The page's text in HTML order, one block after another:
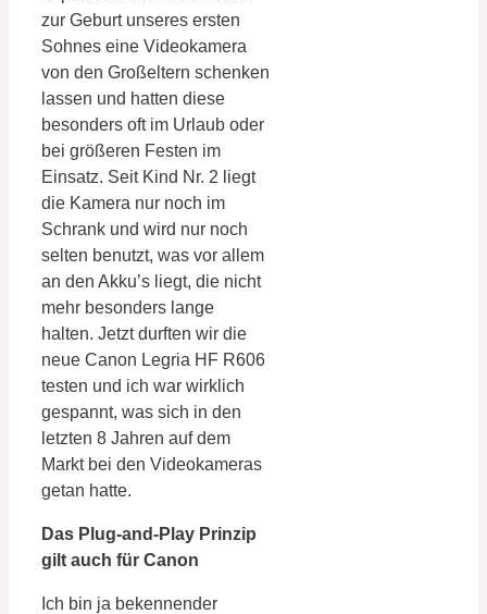
zur Geburt unseres ersten
Sohnes eine Videokamera
von den Großeltern schenken
lassen und hatten diese
besonders oft im Urlaub oder
bei größeren Festen im
Einsatz. Seit Kind Nr. 2 liegt
die Kamera nur noch im
Schrank und wird nur noch
selten benutzt, was vor allem
an den Akku’s liegt, die nicht
mehr besonders lange
halten. Jetzt durften wir die
neue Canon Legria HF R606
testen und ich war wirklich
gespannt, was sich in den
letzten 8 Jahren auf dem
Markt bei den Videokameras
getan hatte.
Das Plug-and-Play Prinzip
gilt auch für Canon
Ich bin ja bekennender